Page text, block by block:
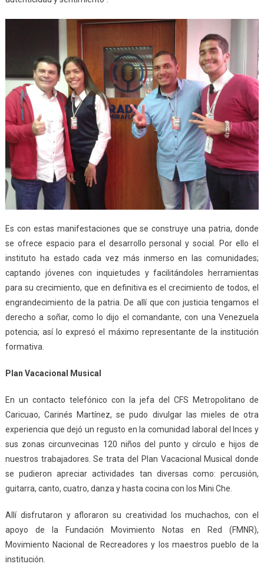
Es con estas manifestaciones que se construye una patria, donde
se ofrece espacio para el desarrollo personal y social. Por ello el
instituto ha estado cada vez más inmerso en las comunidades;
captando jóvenes con inquietudes y facilitándoles herramientas
para su crecimiento, que en definitiva es el crecimiento de todos, el
engrandecimiento de la patria. De allí que con justicia tengamos el
derecho a soñar, como lo dijo el comandante, con una Venezuela
potencia; así lo expresó el máximo representante de la institución
formativa.
Plan Vacacional Musical
En un contacto telefónico con la jefa del CFS Metropolitano de
Caricuao, Carinés Martínez, se pudo divulgar las mieles de otra
experiencia que dejó un regusto en la comunidad laboral del Inces y
sus zonas circunvecinas 120 niños del punto y círculo e hijos de
nuestros trabajadores. Se trata del Plan Vacacional Musical donde
se pudieron apreciar actividades tan diversas como: percusión,
guitarra, canto, cuatro, danza y hasta cocina con los Mini Che.
Allí disfrutaron y afloraron su creatividad los muchachos, con el
apoyo de la Fundación Movimiento Notas en Red (FMNR),
Movimiento Nacional de Recreadores y los maestros pueblo de la
institución.